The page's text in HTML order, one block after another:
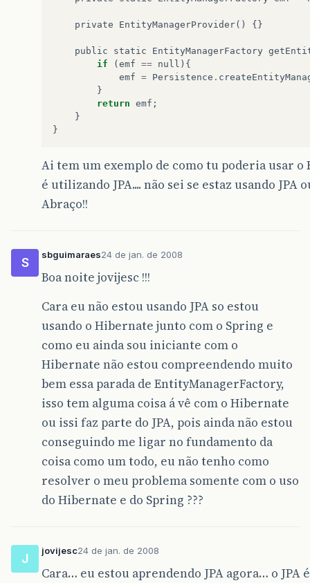
private EntityManagerProvider() {}
public static EntityManagerFactory
if
(emf == null ){
emf = Persistence .
}
return emf ;
}
}
Ai tem um exemplo de como tu poderia usar o
é utilizando JPA.... não sei se estaz usando
Abraço!!
S
sbguimaraes24 de jan. de 2008
Boa noite jovijesc !!!
Cara eu não estou usando JPA so estou
usando o Hibernate junto com o Spring e
como eu ainda sou iniciante com o
Hibernate não estou compreendendo muito
bem essa parada de EntityManagerFactory,
isso tem alguma coisa á vê com o Hibernate
ou issi faz parte do JPA, pois ainda não estou
conseguindo me ligar no fundamento da
coisa como um todo, eu não tenho como
resolver o meu problema somente com o uso
do Hibernate e do Spring ???
J
jovijesc24 de jan. de 2008
Cara… eu estou aprendendo JPA agora… o JPA